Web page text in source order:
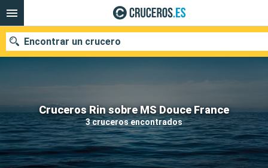
Cruceros Rin sobre MS Douce France
3 cruceros encontrados
Encontrar un crucero
Nuestros destinos
Fecha de salida
Puertos Compañías